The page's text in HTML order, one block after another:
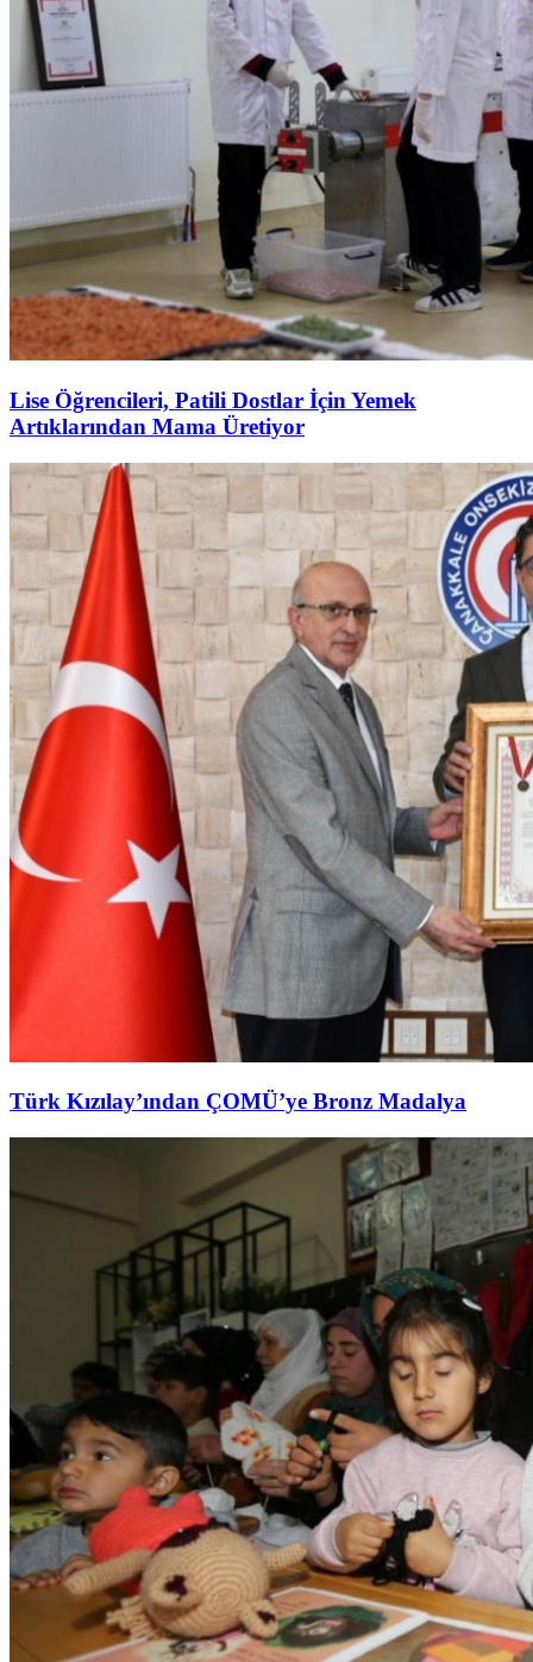
Lise Öğrencileri, Patili Dostlar İçin Yemek
Artıklarından Mama Üretiyor
Türk Kızılay’ından ÇOMÜ’ye Bronz Madalya